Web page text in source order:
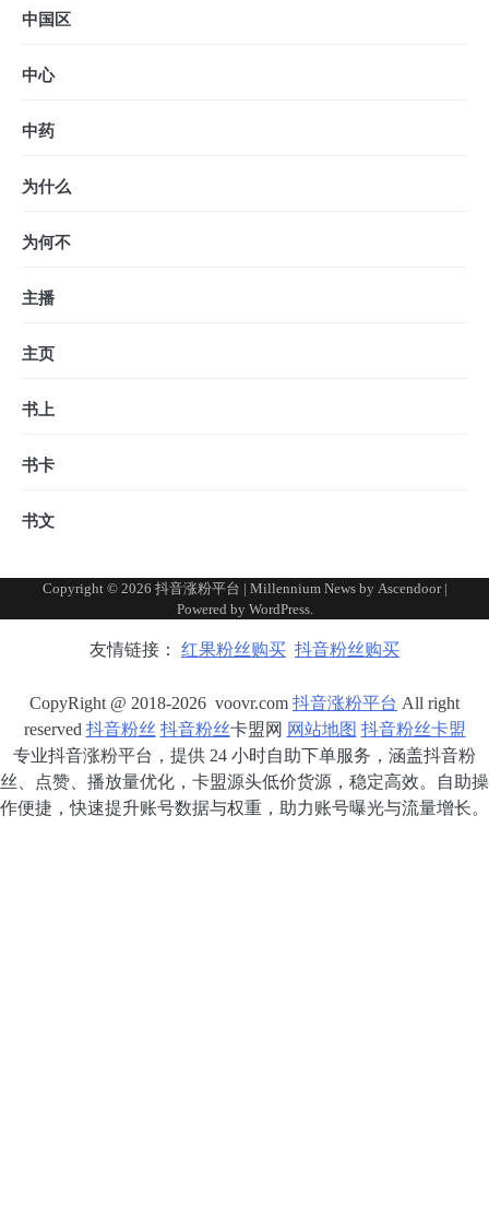
中国区
中心
中药
为什么
为何不
主播
主页
书上
书卡
书文
Copyright © 2026 抖音涨粉平台 | Millennium News by Ascendoor|
Powered by WordPress.
友情链接： 红果粉丝购买 抖音粉丝购买
CopyRight @ 2018-2026 voovr.com 抖音涨粉平台 All right
reserved 抖音粉丝 抖音粉丝卡盟网 网站地图 抖音粉丝卡盟
专业抖音涨粉平台，提供 24 小时自助下单服务，涵盖抖音粉
丝、点赞、播放量优化，卡盟源头低价货源，稳定高效。自助操
作便捷，快速提升账号数据与权重，助力账号曝光与流量增长。